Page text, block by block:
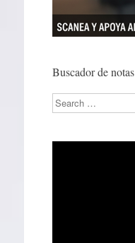
Buscador de notas
Search